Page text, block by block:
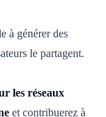
à générer des
le partagent.
les réseaux
et contribuerez à